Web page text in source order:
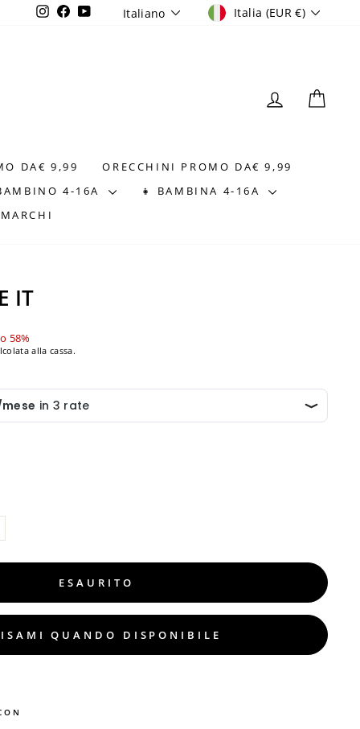
Instagram
FacebookYouTubeLINGUA
Italiano VALUTA
Italia (EUR €)
ACCEDI
DA€ 9,99
ORECCHINI PROMO DA€ 9,99
4-16A
👧 BAMBINA 4-16A
IT
58%
alla cassa.
ESAURITO
QUANDO DISPONIBILE